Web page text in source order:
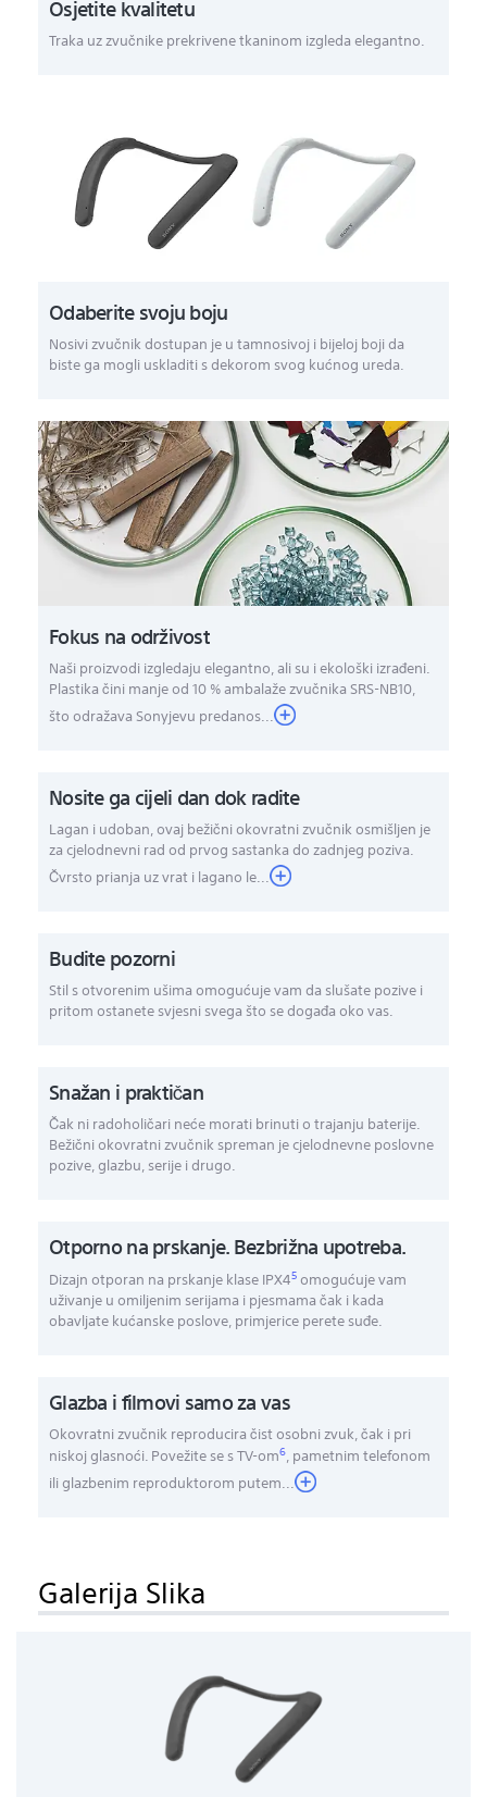
Osjetite kvalitetu
Traka uz zvučnike prekrivene tkaninom izgleda elegantno.
Odaberite svoju boju
Nosivi zvučnik dostupan je u tamnosivoj i bijeloj boji da
biste ga mogli uskladiti s dekorom svog kućnog ureda.
Fokus na održivost
Naši proizvodi izgledaju elegantno, ali su i ekološki izrađeni.
Plastika čini manje od 10 % ambalaže zvučnika SRS-NB10,
što odražava Sonyjevu predanos...
Nosite ga cijeli dan dok radite
Lagan i udoban, ovaj bežični okovratni zvučnik osmišljen je
za cjelodnevni rad od prvog sastanka do zadnjeg poziva.
Čvrsto prianja uz vrat i lagano le...
Budite pozorni
Stil s otvorenim ušima omogućuje vam da slušate pozive i
pritom ostanete svjesni svega što se događa oko vas.
Snažan i praktičan
Čak ni radoholičari neće morati brinuti o trajanju baterije.
Bežični okovratni zvučnik spreman je cjelodnevne poslovne
pozive, glazbu, serije i drugo.
Otporno na prskanje. Bezbrižna upotreba.
Dizajn otporan na prskanje klase IPX45omogućuje vam
uživanje u omiljenim serijama i pjesmama čak i kada
obavljate kućanske poslove, primjerice perete suđe.
Glazba i filmovi samo za vas
Okovratni zvučnik reproducira čist osobni zvuk, čak i pri
niskoj glasnoći. Povežite se s TV-om6, pametnim telefonom
ili glazbenim reproduktorom putem...
Galerija Slika